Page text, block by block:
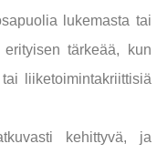
lukemasta tai
tärkeää, kun
liiketoimintakriittisiä
kehittyvä, ja